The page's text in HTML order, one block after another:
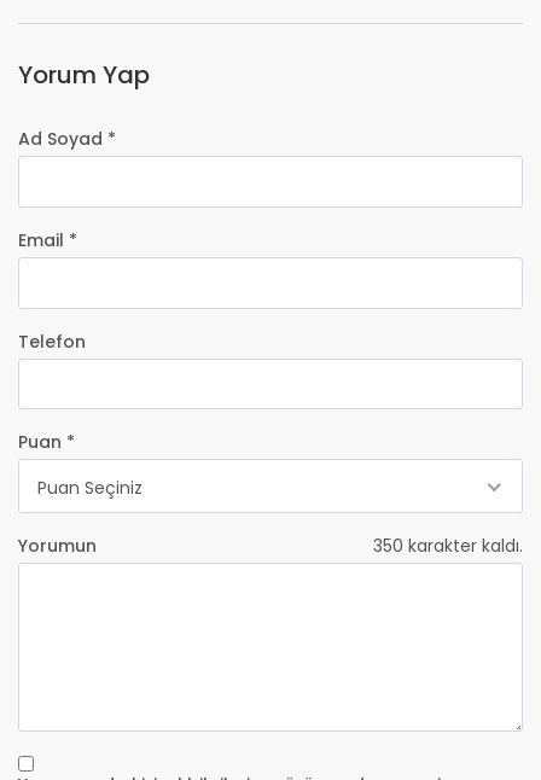
Yorum Yap
Ad Soyad *
Email *
Telefon
Puan *
Puan Seçiniz
Yorumun 350 karakter kaldı.